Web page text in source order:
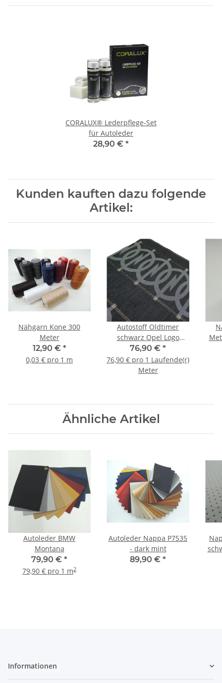
CORALUX® Lederpflege-Set
für Autoleder
28,90 € *
Kunden kauften dazu folgende
Artikel:
Nähgarn Kone 300
Meter
12,90 € *
0,03 € pro 1 m
Autostoff Oldtimer
schwarz Opel Logo
Manta Ascona 400
76,90 € *
76,90 € pro 1 Laufende(r)
Meter
Ähnliche Artikel
Autoleder BMW
Montana
79,90 € *
79,90 € pro 1 m2
Autoleder Nappa P7535
- dark mint
89,90 € *
Informationen